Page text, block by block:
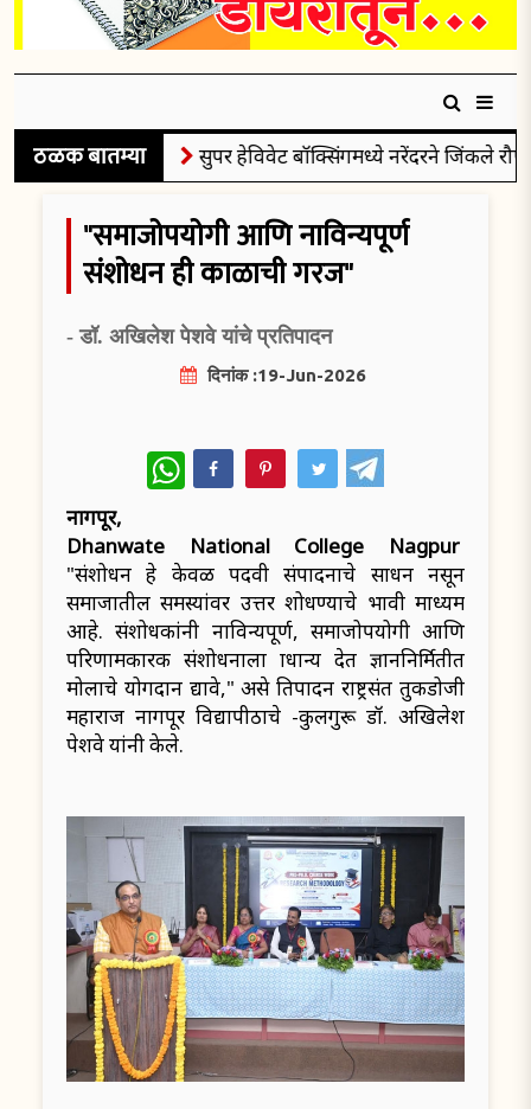
ठळक बातम्या सुपर हेविवेट बॉक्सिंगमध्ये नरेंदरने जिंकले
"समाजोपयोगी आणि नाविन्यपूर्ण
संशोधन ही काळाची गरज"
- डॉ. अखिलेश पेशवे यांचे प्रतिपादन
दिनांक :19-Jun-2026
WhatsApp
नागपूर,
Dhanwate National College Nagpur
"संशोधन हे केवळ पदवी संपादनाचे साधन नसून
समाजातील समस्यांवर उत्तर शोधण्याचे प्रभावी माध्यम
आहे. संशोधकांनी नाविन्यपूर्ण, समाजोपयोगी आणि
परिणामकारक संशोधनाला प्राधान्य देत ज्ञाननिर्मितीत
मोलाचे योगदान द्यावे," असे प्रतिपादन राष्ट्रसंत तुकडोजी
महाराज नागपूर विद्यापीठाचे प्र-कुलगुरू डॉ. अखिलेश
पेशवे यांनी केले.